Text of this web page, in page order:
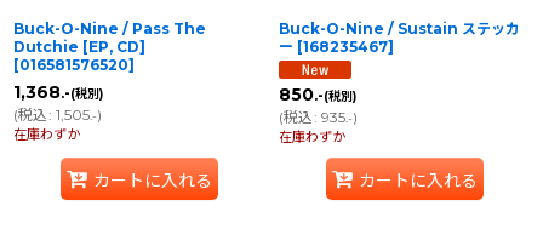
Buck-O-Nine / Pass The
Dutchie [EP, CD]
[016581576520]
1,368.-(税別)
(税込: 1,505.-)
在庫わずか
カートに入れる
Buck-O-Nine / Sustain ステッカ
ー [168235467]
850.-(税別)
(税込: 935.-)
在庫わずか
カートに入れる